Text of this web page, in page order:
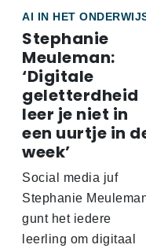
AI IN HET
Stephanie
Meuleman:
‘Digitale
geletterdheid
leer je niet in
een uurtje in
week’
Social media juf
Stephanie
gunt het iedere
leerling om digitaal